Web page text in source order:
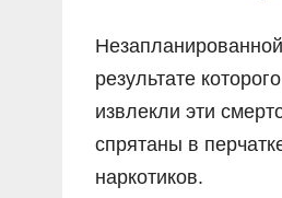
результате
извлекли эти
спрятаны в
наркотиков.